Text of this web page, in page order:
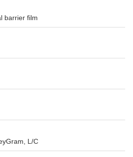
barrier film
L/C